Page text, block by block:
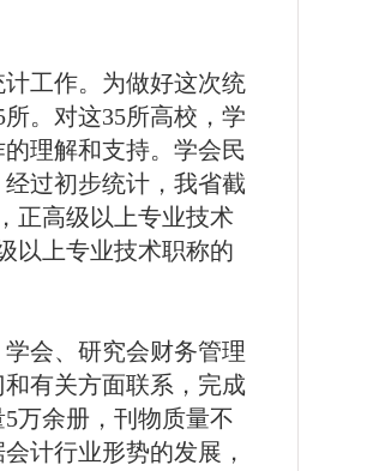
工作。为做好这次统
所。对这35所高校，学
理解和支持。学会民
过初步统计，我省截
正高级以上专业技术
以上专业技术职称的
会、研究会财务管理
有关方面联系，完成
5万余册，刊物质量不
计行业形势的发展，